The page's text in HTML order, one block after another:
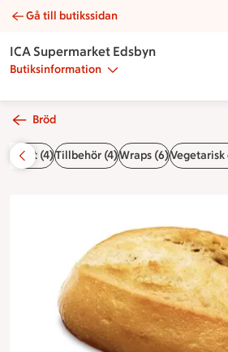
Liten baguette 55g | Catering ICA
Gå till butikssidan
ICA Supermarket Edsbyn
Butiksinformation
Bröd
(4)Tillbehör (4)Wraps (6)Vegetarisk